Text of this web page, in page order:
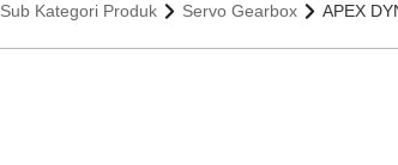
Sub Kategori Produk Servo Gearbox APEX